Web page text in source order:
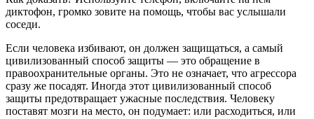
диктофон, громко зовите на помощь, чтобы вас услышали
соседи.
Если человека избивают, он должен защищаться, а самый
цивилизованный способ защиты — это обращение в
правоохранительные органы. Это не означает, что агрессора
сразу же посадят. Иногда этот цивилизованный способ
защиты предотвращает ужасные последствия. Человеку
поставят мозги на место, он подумает: или расходиться, или